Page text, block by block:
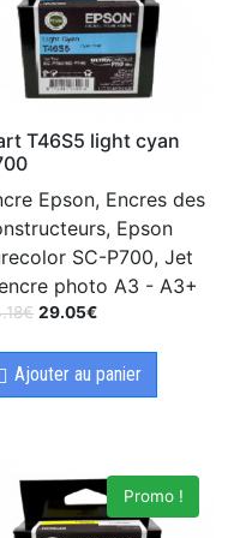
T46S5 light cyan
Epson, Encres des
Epson
SC-P700, Jet
photo A3 - A3+
€ 29.05€
Ajouter au panier
Promo !